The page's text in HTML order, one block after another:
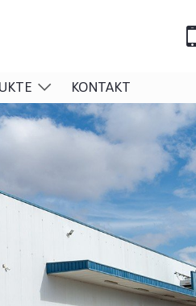
KONTAKT